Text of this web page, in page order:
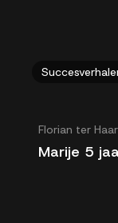
Florian ter Haar
Marije 5